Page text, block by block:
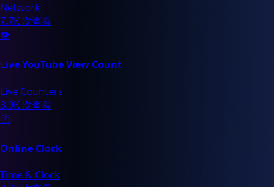
Network
7.7K 次查看
👁️
Live YouTube View Count
Live Counters
3.9K 次查看
🕐
Online Clock
Time & Clock